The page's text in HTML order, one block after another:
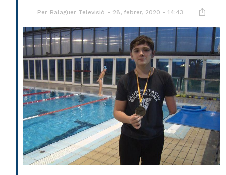
Per Balaguer Televisió 28, febrer, 2020 - 14:43